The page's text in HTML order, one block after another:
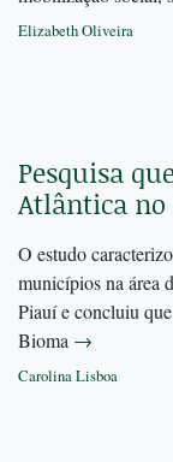
Elizabeth Oliveira
Pesquisa
Atlântica
O estudo
municípios na área
Piauí e concluiu
Bioma →
Carolina Lisboa